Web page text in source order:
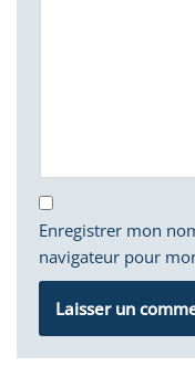
Enregistrer mon
navigateur pour